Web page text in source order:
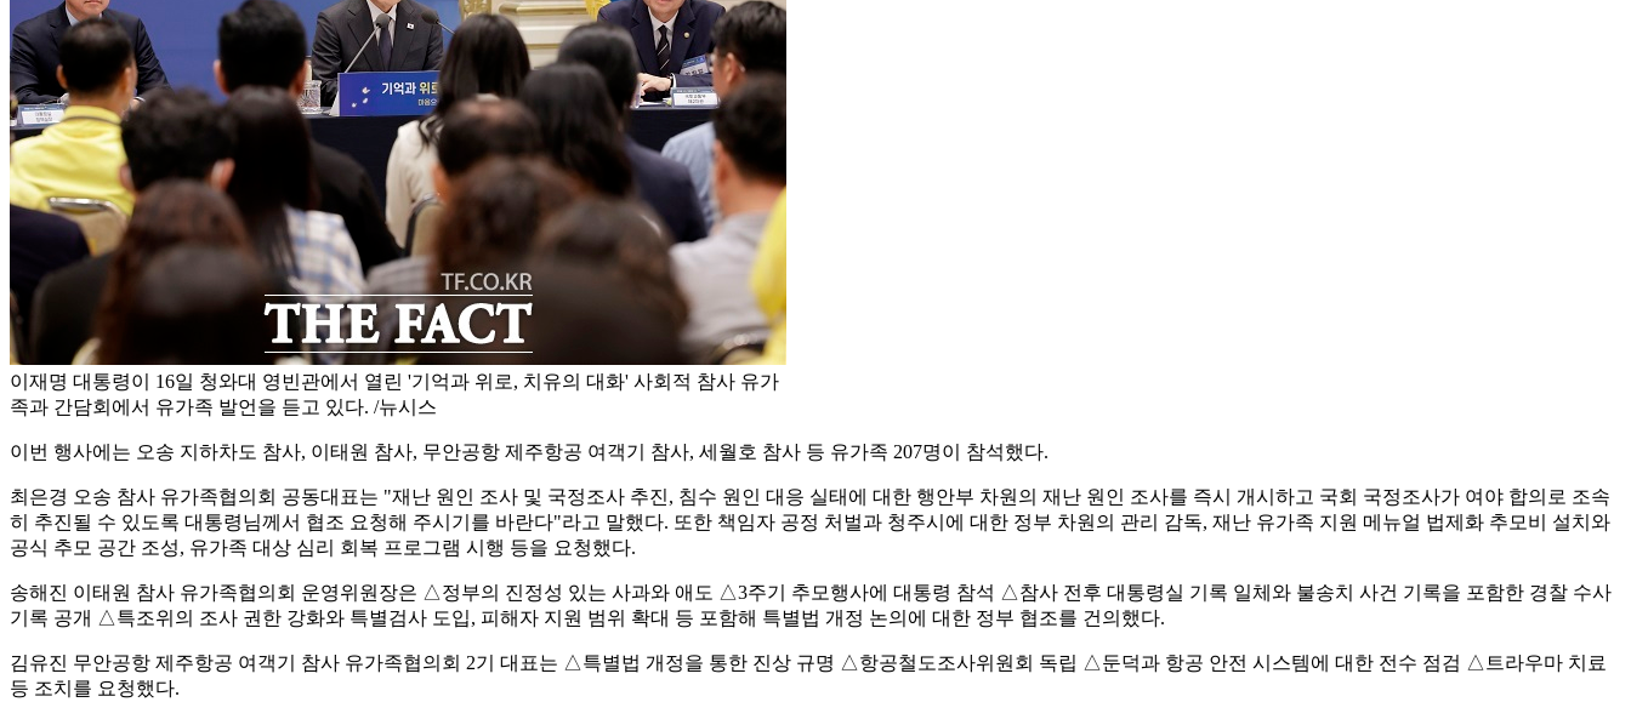
이재명 대통령이 16일 청와대 영빈관에서 열린 '기억과 위로, 치유의 대화' 사회적 참사 유가
족과 간담회에서 유가족 발언을 듣고 있다. /뉴시스
이번 행사에는 오송 지하차도 참사, 이태원 참사, 무안공항 제주항공 여객기 참사, 세월호 참사 등 유가족 207명이 참석했다.
최은경 오송 참사 유가족협의회 공동대표는 "재난 원인 조사 및 국정조사 추진, 침수 원인 대응 실태에 대한 행안부 차원의 재난 원인 조사를 즉시 개시하고 국회 국정조사가 여야 합의로 조속
히 추진될 수 있도록 대통령님께서 협조 요청해 주시기를 바란다"라고 말했다. 또한 책임자 공정 처벌과 청주시에 대한 정부 차원의 관리 감독, 재난 유가족 지원 메뉴얼 법제화 추모비 설치와
공식 추모 공간 조성, 유가족 대상 심리 회복 프로그램 시행 등을 요청했다.
송해진 이태원 참사 유가족협의회 운영위원장은 △정부의 진정성 있는 사과와 애도 △3주기 추모행사에 대통령 참석 △참사 전후 대통령실 기록 일체와 불송치 사건 기록을 포함한 경찰 수사
기록 공개 △특조위의 조사 권한 강화와 특별검사 도입, 피해자 지원 범위 확대 등 포함해 특별법 개정 논의에 대한 정부 협조를 건의했다.
김유진 무안공항 제주항공 여객기 참사 유가족협의회 2기 대표는 △특별법 개정을 통한 진상 규명 △항공철도조사위원회 독립 △둔덕과 항공 안전 시스템에 대한 전수 점검 △트라우마 치료
등 조치를 요청했다.